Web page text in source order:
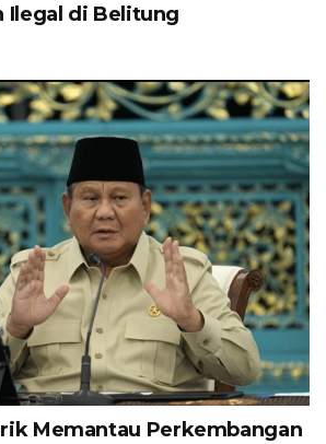
Ilegal di Belitung
Memantau Perkembangan